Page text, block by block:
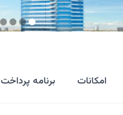
امکانات برنامه پرداخت